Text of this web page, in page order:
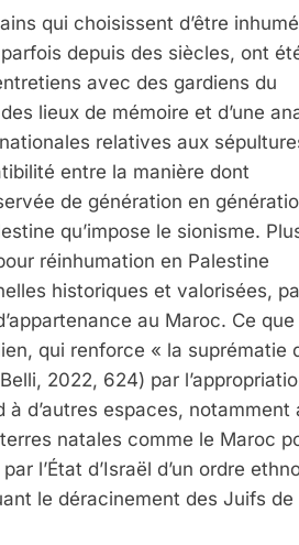
qui choisissent d’être
depuis des siècles, ont
avec des gardiens du
lieux de mémoire et d’une
relatives aux
entre la manière dont
de génération en
qu’impose le sionisme.
réinhumation en Palestine
historiques et valorisées,
au Maroc. Ce que
qui renforce « la suprématie
2022, 624) par
d’autres espaces, notamment
natales comme le Maroc
l’État d’Israël d’un ordre
le déracinement des Juifs de
Le Rapport D’ADL
JE REVENDIQUE MA